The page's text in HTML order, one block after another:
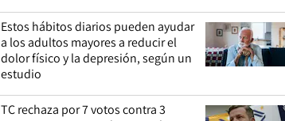
Estos hábitos diarios pueden ayudar
a los adultos mayores a reducir el
dolor físico y la depresión, según un
estudio
TC rechaza por 7 votos contra 3